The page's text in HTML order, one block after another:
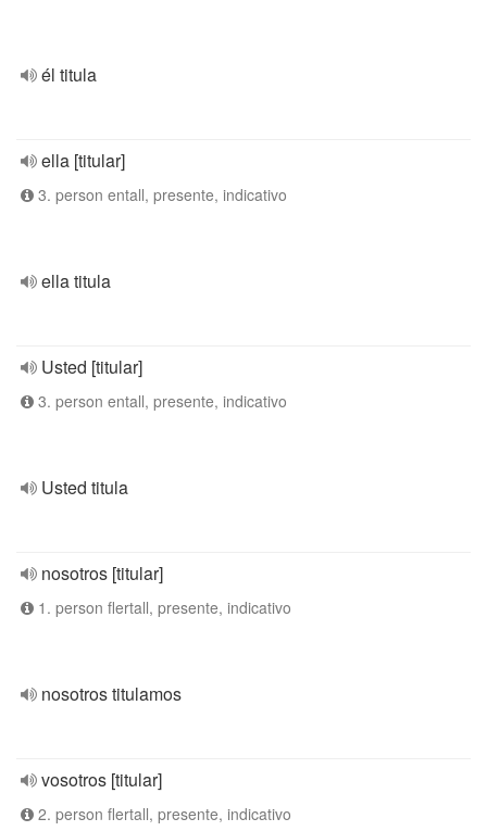
él titula
ella [titular]
3. person entall, presente, indicativo
ella titula
Usted [titular]
3. person entall, presente, indicativo
Usted titula
nosotros [titular]
1. person flertall, presente, indicativo
nosotros titulamos
vosotros [titular]
2. person flertall, presente, indicativo